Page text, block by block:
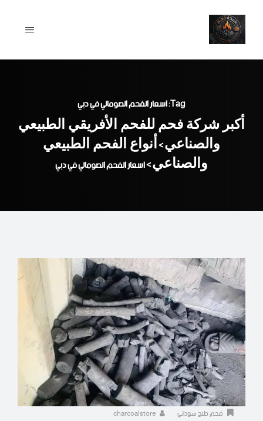
content
Tag: اسعار الفحم الصومالي في دبي
أكبر شركة فحم للفحم الأفريقي الطبيعي
والصناعي>أنواع الفحم الطبيعي
والصناعي>اسعار الفحم الصومالي في دبي
فحم طلح سوداني